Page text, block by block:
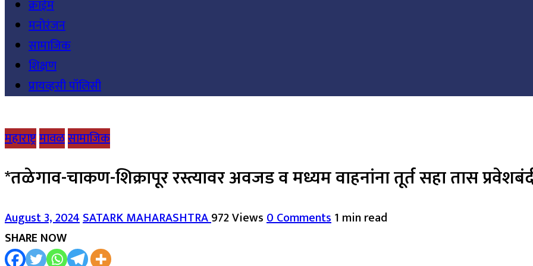
क्राईम
मनोरंजन
सामाजिक
शिक्षण
प्रायव्हसी पॉलिसी
महाराष्ट्रमावळसामाजिक
*तळेगाव-चाकण-शिक्रापूर रस्त्यावर अवजड व मध्यम वाहनांना तूर्त सहा तास
August 3, 2024SATARK MAHARASHTRA972 Views0 Comments1 min read
SHARE NOW